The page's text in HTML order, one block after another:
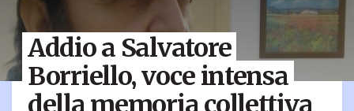
Addio a Salvatore
Borriello, voce intensa
della memoria collettiva